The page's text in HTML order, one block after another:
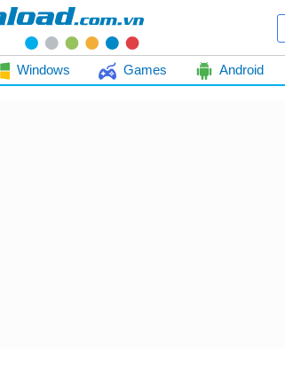
Windows Games Android